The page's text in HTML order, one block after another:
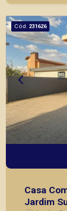
Cód. 231626
Casa
Jardim